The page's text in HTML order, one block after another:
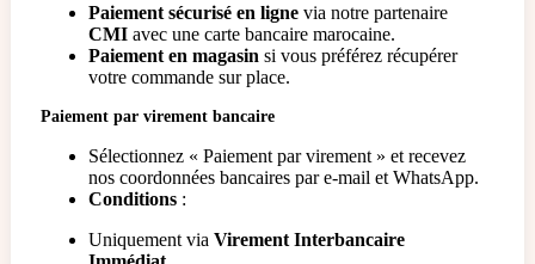
Paiement sécurisé en ligne via notre partenaire
CMI avec une carte bancaire marocaine.
Paiement en magasin si vous préférez récupérer
votre commande sur place.
Paiement par virement bancaire
Sélectionnez « Paiement par virement » et recevez
nos coordonnées bancaires par e-mail et WhatsApp.
Conditions :
Uniquement via Virement Interbancaire